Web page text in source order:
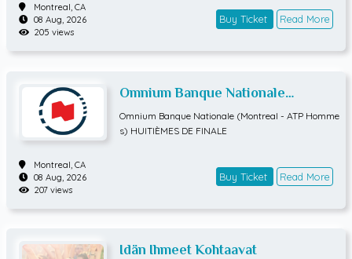
Montreal, CA
08 Aug, 2026
205 views
Buy Ticket Read More
Omnium Banque Nationale
(Montreal - ATP Hommes)
HUITIÈMES DE FINALE
Omnium Banque Nationale (Montreal - ATP Homme
s) HUITIÈMES DE FINALE
Montreal, CA
08 Aug, 2026
207 views
Buy Ticket Read More
Idän Ihmeet Kohtaavat